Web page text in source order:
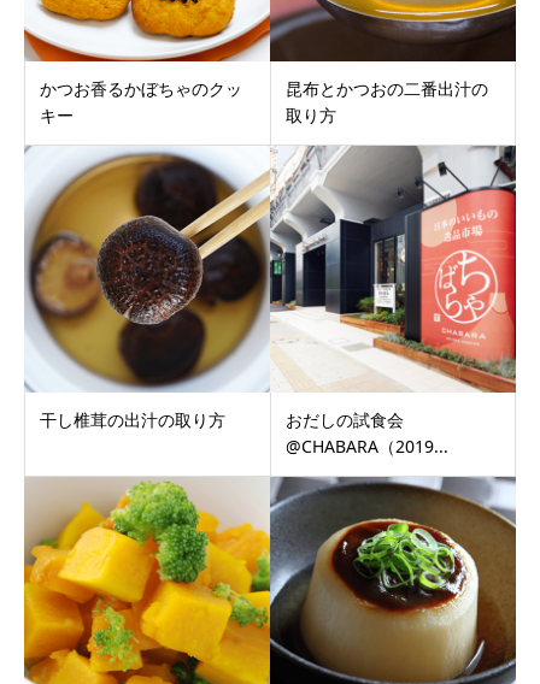
かつお香るかぼちゃのクッ
キー
昆布とかつおの二番出汁の
取り方
干し椎茸の出汁の取り方
おだしの試食会
@CHABARA（2019...